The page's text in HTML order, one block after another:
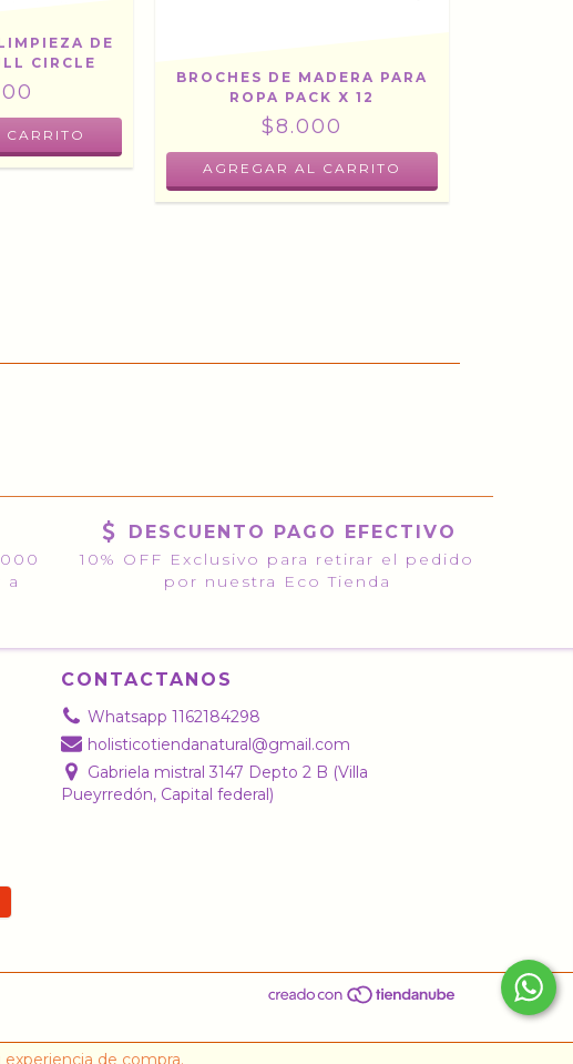
de compra.
DE
CIRCLE
BROCHES DE MADERA PARA
ROPA PACK X 12
$8.000
a
DESCUENTO PAGO EFECTIVO
10% OFF Exclusivo para retirar el pedido
por nuestra Eco Tienda
CONTACTANOS
Whatsapp 1162184298
holisticotiendanatural@gmail.com
Gabriela mistral 3147 Depto 2 B (Villa
Pueyrredón, Capital federal)